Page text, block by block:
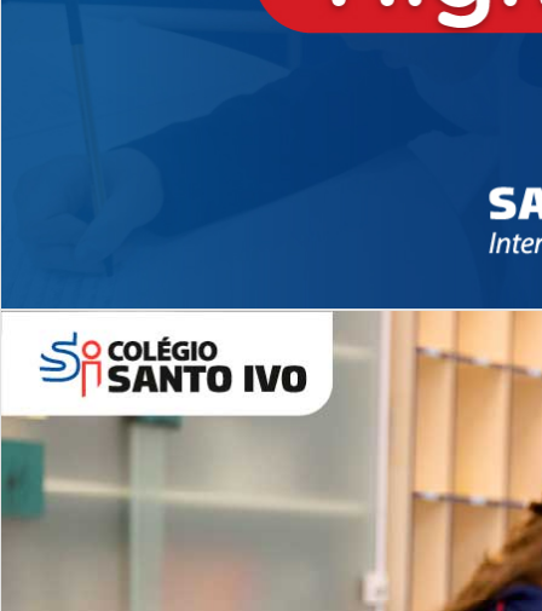
Novidades 2026 High School
EDUCAÇÃO INFANTIL
Inglês todos os dias